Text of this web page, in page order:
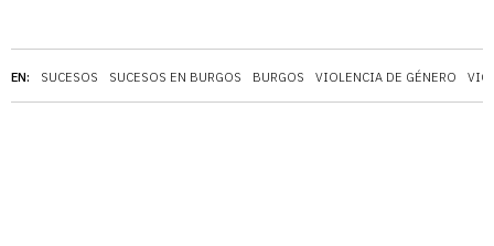
EN: SUCESOS SUCESOS EN BURGOS BURGOS VIOLENCIA DE GÉNERO